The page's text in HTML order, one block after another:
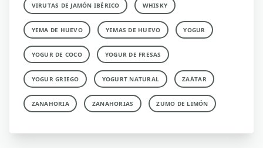
VIRUTAS DE JAMÓN IBÉRICO WHISKY
YEMA DE HUEVO YEMAS DE HUEVO YOGUR
YOGUR DE COCO YOGUR DE FRESAS
YOGUR GRIEGO YOGURT NATURAL ZA´ATAR
ZANAHORIA ZANAHORIAS ZUMO DE LIMÓN